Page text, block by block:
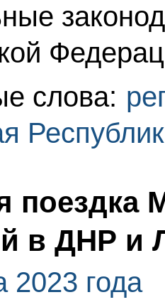
слова:
поездка
в ДНР и
2023 года